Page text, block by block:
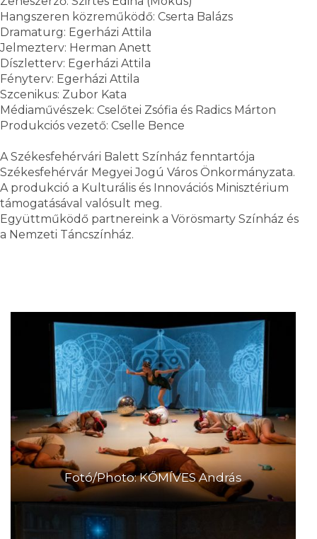
Hangszeren közreműködő: Cserta Balázs
Dramaturg: Egerházi Attila
Jelmezterv: Herman Anett
Díszletterv: Egerházi Attila
Fényterv: Egerházi Attila
Szcenikus: Zubor Kata
Médiaművészek: Cselőtei Zsófia és Radics Márton
Produkciós vezető: Cselle Bence
A Székesfehérvári Balett Színház fenntartója
Székesfehérvár Megyei Jogú Város Önkormányzata.
A produkció a Kulturális és Innovációs Minisztérium
támogatásával valósult meg.
Együttműködő partnereink a Vörösmarty Színház és
a Nemzeti Táncszínház.
Fotó/Photo: KŐMÍVES András